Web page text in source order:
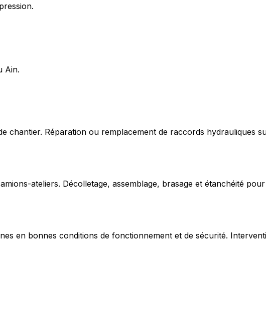
Ain.
chantier. Réparation ou remplacement de raccords hydrauliques
ateliers. Décolletage, assemblage, brasage et étanchéité
en bonnes conditions de fonctionnement et de sécurité.